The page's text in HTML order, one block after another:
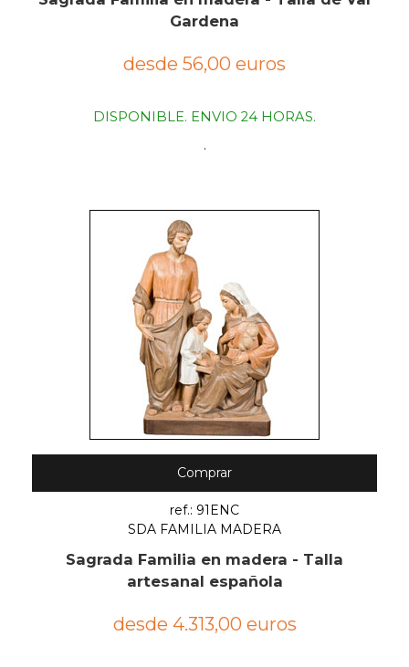
Gardena
desde 56,00 euros
DISPONIBLE. ENVIO 24 HORAS.
.
Comprar
ref.: 91ENC
SDA FAMILIA MADERA
Sagrada Familia en madera - Talla
artesanal española
desde 4.313,00 euros